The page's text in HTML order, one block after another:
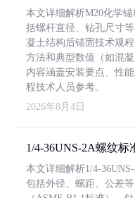
本文详细解析M20化学
括螺杆直径、钻孔尺寸
凝土结构后锚固技术规
方法和典型数值（如混凝
内容涵盖安装要点、性
程技术人员参考。
2026年8月4日
1/4-36UNS-2A螺纹标
本文详细解析1/4-
包括外径、螺距、公差